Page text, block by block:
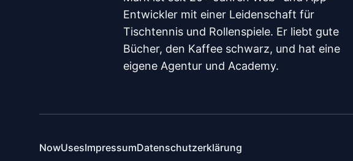
Entwickler mit einer Leidenschaft für
Tischtennis und Rollenspiele. Er liebt gute
Bücher, den Kaffee schwarz, und hat eine
eigene Agentur und Academy.
NowUsesImpressumDatenschutzerklärung